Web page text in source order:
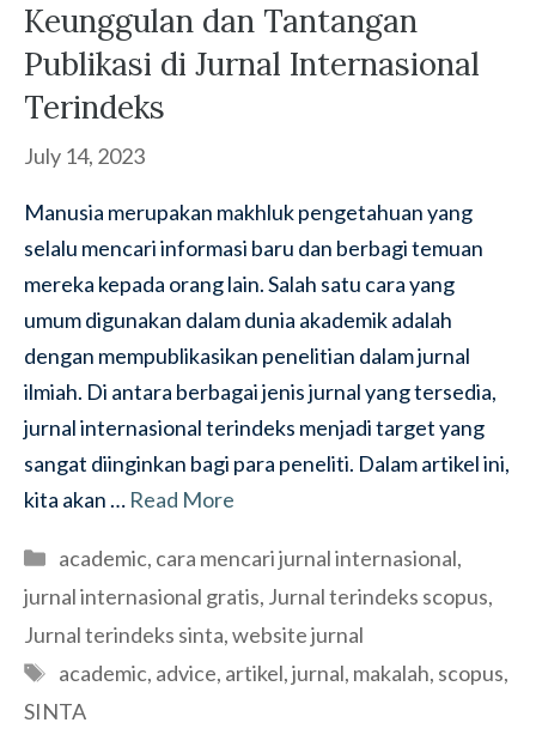
Keunggulan dan Tantangan
Publikasi di Jurnal Internasional
Terindeks
July 14, 2023
Manusia merupakan makhluk pengetahuan yang
selalu mencari informasi baru dan berbagi temuan
mereka kepada orang lain. Salah satu cara yang
umum digunakan dalam dunia akademik adalah
dengan mempublikasikan penelitian dalam jurnal
ilmiah. Di antara berbagai jenis jurnal yang tersedia,
jurnal internasional terindeks menjadi target yang
sangat diinginkan bagi para peneliti. Dalam artikel ini,
kita akan … Read More
Categories
academic, cara mencari jurnal internasional,
jurnal internasional gratis, Jurnal terindeks scopus,
Jurnal terindeks sinta,website jurnal
Tags
academic, advice, artikel,jurnal, makalah, scopus,
SINTA